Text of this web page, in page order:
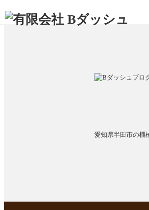
愛知県半田市の機